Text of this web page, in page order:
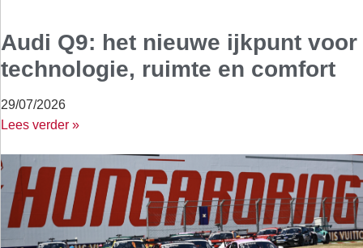
Audi Q9: het nieuwe ijkpunt voor
technologie, ruimte en comfort
29/07/2026
Lees verder »